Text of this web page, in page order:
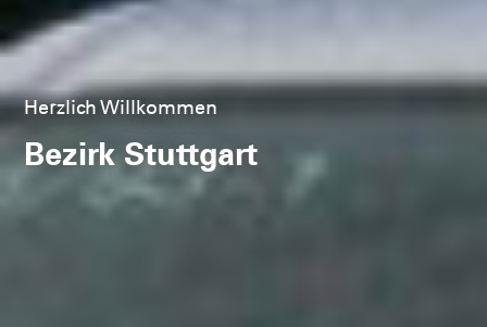
Informationen zum Neubau des
Neubau Rettungszentrum